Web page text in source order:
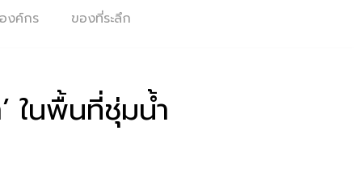
งค์กร ของที่ระลึก
ในพื้นที่ชุ่มน้ำ